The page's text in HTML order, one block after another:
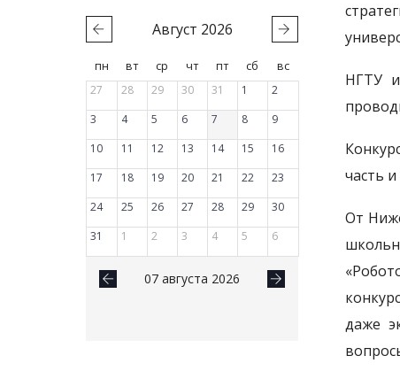
Август 2026
пн вт ср чт пт сб
вс
27
28 29 30 31 1
2
3
4 5 6 7 8
9
10
11 12 13 14 15
16
17
18 19 20 21 22
23
24
25 26 27 28 29
30
31
1 2 3 4 5 6
07 августа 2026
НГТУ
часть
От
даже